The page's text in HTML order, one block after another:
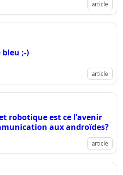
article
bleu ;-)
article
robotique est ce l'avenir
aux androïdes?
article